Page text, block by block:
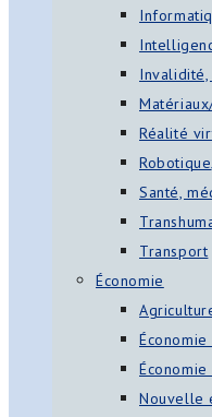
Invalidité,
Réalité
Santé,
Transport
Économie
Nouvelle